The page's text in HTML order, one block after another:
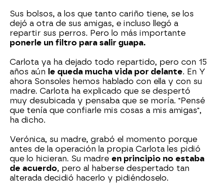
Sus bolsos, a los que tanto cariño tiene, se los
dejó a otra de sus amigas, e incluso llegó a
repartir sus perros. Pero lo más importante
ponerle un filtro para salir guapa.
Carlota ya ha dejado todo repartido, pero con 15
años aún le queda mucha vida por delante. En Y
ahora Sonsoles hemos hablado con ella y con su
madre. Carlota ha explicado que se despertó
muy desubicada y pensaba que se moría. "Pensé
que tenía que confiarle mis cosas a mis amigas",
ha dicho.
Verónica, su madre, grabó el momento porque
antes de la operación la propia Carlota les pidió
que lo hicieran. Su madre en principio no estaba
de acuerdo, pero al haberse despertado tan
alterada decidió hacerlo y pidiéndoselo.